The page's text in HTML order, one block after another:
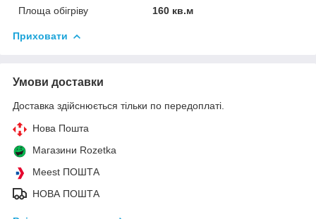
Площа обігріву 160 кв.м
Приховати
Умови доставки
Доставка здійснюється тільки по передоплаті.
Нова Пошта
Магазини Rozetka
Meest ПОШТА
НОВА ПОШТА